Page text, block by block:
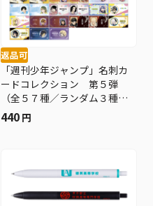
返品可
「週刊少年ジャンプ」名刺カ
ードコレクション 第５弾
（全５７種／ランダム３種入
り） ＢＤ４−ＪＦ
440 円